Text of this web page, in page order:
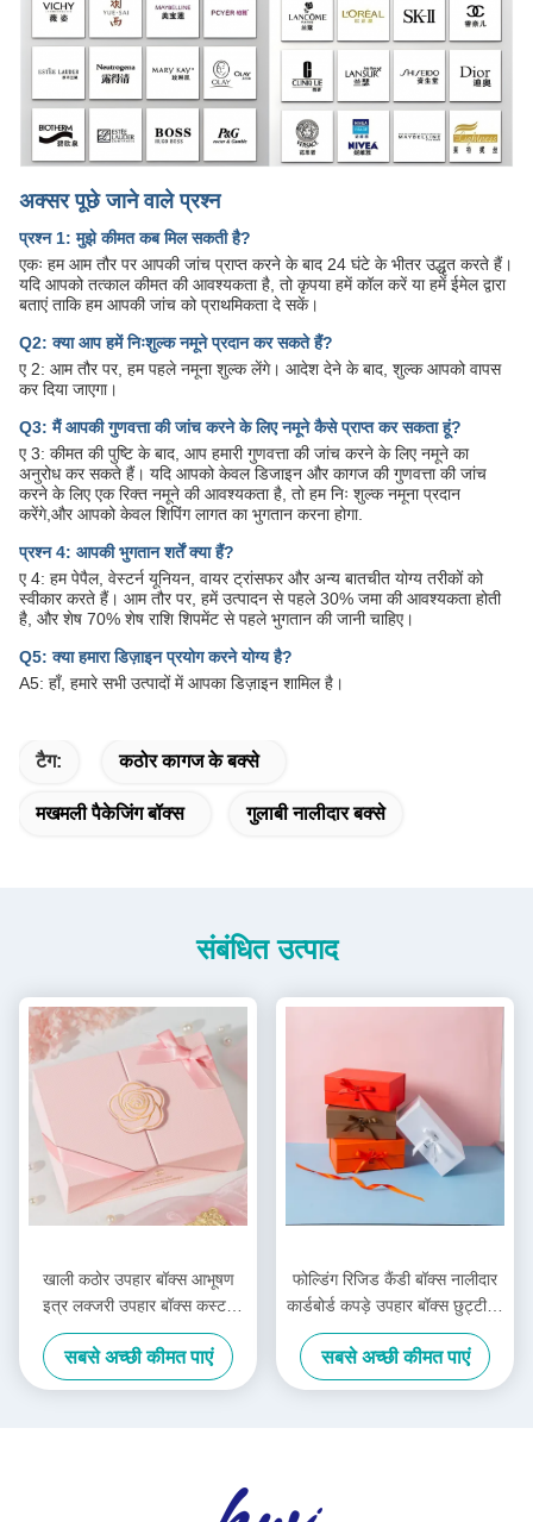
अक्सर पूछे जाने वाले प्रश्न
प्रश्न 1: मुझे कीमत कब मिल सकती है?
एकः हम आम तौर पर आपकी जांच प्राप्त करने के बाद 24 घंटे के भीतर उद्धृत करते हैं।
यदि आपको तत्काल कीमत की आवश्यकता है, तो कृपया हमें कॉल करें या हमें ईमेल द्वारा
बताएं ताकि हम आपकी जांच को प्राथमिकता दे सकें।
Q2: क्या आप हमें निःशुल्क नमूने प्रदान कर सकते हैं?
ए 2: आम तौर पर, हम पहले नमूना शुल्क लेंगे। आदेश देने के बाद, शुल्क आपको वापस
कर दिया जाएगा।
Q3: मैं आपकी गुणवत्ता की जांच करने के लिए नमूने कैसे प्राप्त कर सकता हूं?
ए 3: कीमत की पुष्टि के बाद, आप हमारी गुणवत्ता की जांच करने के लिए नमूने का
अनुरोध कर सकते हैं। यदि आपको केवल डिजाइन और कागज की गुणवत्ता की जांच
करने के लिए एक रिक्त नमूने की आवश्यकता है, तो हम निः शुल्क नमूना प्रदान
करेंगे,और आपको केवल शिपिंग लागत का भुगतान करना होगा.
प्रश्न 4: आपकी भुगतान शर्तें क्या हैं?
ए 4: हम पेपैल, वेस्टर्न यूनियन, वायर ट्रांसफर और अन्य बातचीत योग्य तरीकों को
स्वीकार करते हैं। आम तौर पर, हमें उत्पादन से पहले 30% जमा की आवश्यकता होती
है, और शेष 70% शेष राशि शिपमेंट से पहले भुगतान की जानी चाहिए।
Q5: क्या हमारा डिज़ाइन प्रयोग करने योग्य है?
A5: हाँ, हमारे सभी उत्पादों में आपका डिज़ाइन शामिल है।
टैग: कठोर कागज के बक्से
मखमली पैकेजिंग बॉक्स गुलाबी नालीदार बक्से
संबंधित उत्पाद
खाली कठोर उपहार बॉक्स आभूषण
इत्र लक्जरी उपहार बॉक्स कस्टम
लोगो
सबसे अच्छी कीमत पाएं
फोल्डिंग रिजिड कैंडी बॉक्स नालीदार
कार्डबोर्ड कपड़े उपहार बॉक्स छुट्टी के
लिए
सबसे अच्छी कीमत पाएं